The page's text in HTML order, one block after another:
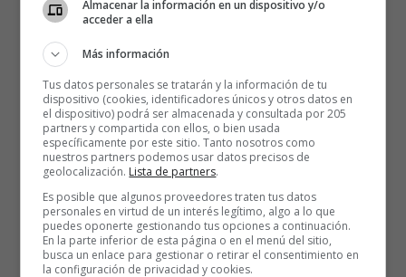
Almacenar la información en un dispositivo y/o
acceder a ella
Más información
Tus datos personales se tratarán y la información de tu
dispositivo (cookies, identificadores únicos y otros datos en
el dispositivo) podrá ser almacenada y consultada por 205
partners y compartida con ellos, o bien usada
específicamente por este sitio. Tanto nosotros como
nuestros partners podemos usar datos precisos de
geolocalización. Lista de partners.
Es posible que algunos proveedores traten tus datos
personales en virtud de un interés legítimo, algo a lo que
puedes oponerte gestionando tus opciones a continuación.
En la parte inferior de esta página o en el menú del sitio,
busca un enlace para gestionar o retirar el consentimiento en
la configuración de privacidad y cookies.